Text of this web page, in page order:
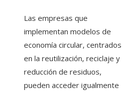
Las empresas que
implementan modelos de
economía circular, centrados
en la reutilización, reciclaje y
reducción de residuos,
pueden acceder igualmente